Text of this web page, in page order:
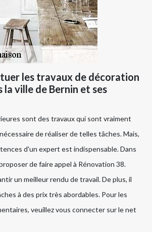
les travaux de décoration
ville de Bernin et ses
sont des travaux qui sont vraiment
de réaliser de telles tâches. Mais,
d'un expert est indispensable. Dans
de faire appel à Rénovation 38.
un meilleur rendu de travail. De plus, il
à des prix très abordables. Pour les
veuillez vous connecter sur le net